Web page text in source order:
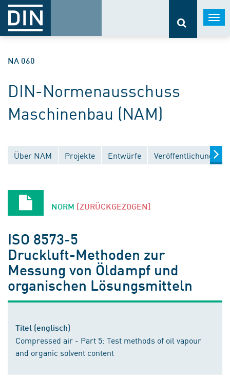
NA 060
DIN-Normenausschuss
Maschinenbau (NAM)
Über NAM Projekte Entwürfe Veröffentlichungen
NORM [ZURÜCKGEZOGEN]
ISO 8573-5
Druckluft-Methoden zur
Messung von Öldampf und
organischen Lösungsmitteln
Titel (englisch)
Compressed air - Part 5: Test methods of oil vapour
and organic solvent content